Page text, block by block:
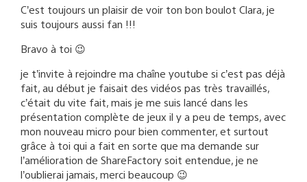
C’est toujours un plaisir de voir ton bon boulot Clara, je
suis toujours aussi fan !!!
Bravo à toi 😉
je t’invite à rejoindre ma chaîne youtube si c’est pas déjà
fait, au début je faisait des vidéos pas très travaillés,
c’était du vite fait, mais je me suis lancé dans les
présentation complète de jeux il y a peu de temps, avec
mon nouveau micro pour bien commenter, et surtout
grâce à toi qui a fait en sorte que ma demande sur
l’amélioration de ShareFactory soit entendue, je ne
l’oublierai jamais, merci beaucoup 😉